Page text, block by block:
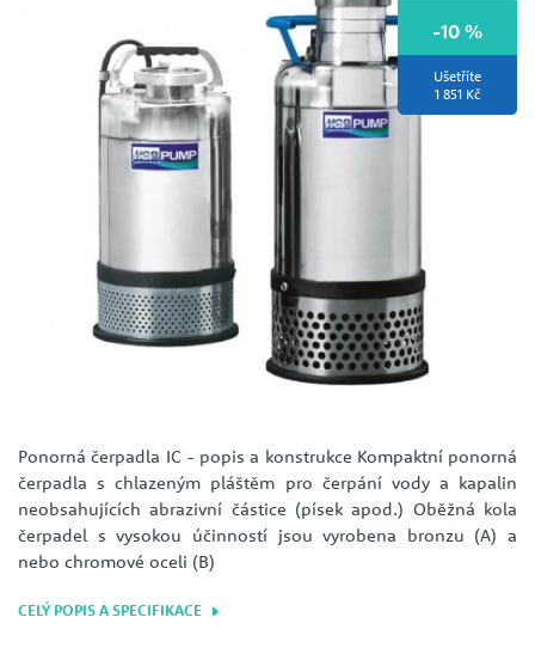
-10 %
Ušetříte
1 851 Kč
Ponorná čerpadla IC - popis a konstrukce Kompaktní ponorná
čerpadla s chlazeným pláštěm pro čerpání vody a kapalin
neobsahujících abrazivní částice (písek apod.) Oběžná kola
čerpadel s vysokou účinností jsou vyrobena bronzu (A) a
nebo chromové oceli (B)
CELÝ POPIS A SPECIFIKACE